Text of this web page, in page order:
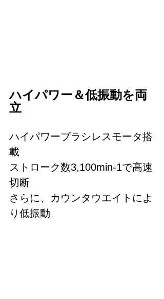
ハイパワー＆低振動を両
立
ハイパワーブラシレスモータ搭
載
ストローク数3,100min-1で高速
切断
さらに、カウンタウエイトによ
り低振動